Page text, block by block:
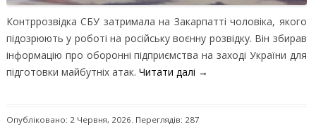
Контррозвідка СБУ затримала на Закарпатті чоловіка, якого
підозрюють у роботі на російську воєнну розвідку. Він збирав
інформацію про оборонні підприємства на заході України для
підготовки майбутніх атак. Читати далі →
Опубліковано: 2 Червня, 2026. Переглядів: 287